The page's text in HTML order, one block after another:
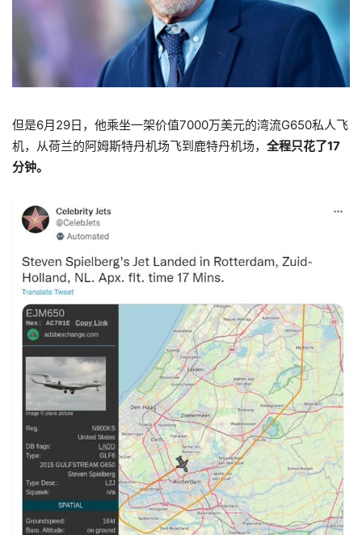
但是6月29日，他乘坐一架价值7000万美元的湾流G650私人飞
机，从荷兰的阿姆斯特丹机场飞到鹿特丹机场， 全程只花了17
分钟。